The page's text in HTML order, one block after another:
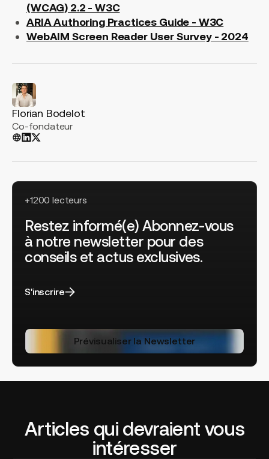
(WCAG) 2.2 - W3C
ARIA Authoring Practices Guide - W3C
WebAIM Screen Reader User Survey - 2024
Florian Bodelot
Co-fondateur
+1200 lecteurs
Restez informé(e) Abonnez-vous
à notre newsletter pour des
conseils et actus exclusives.
S'inscrire
Prévisualiser la Newsletter
Articles qui devraient vous
intéresser